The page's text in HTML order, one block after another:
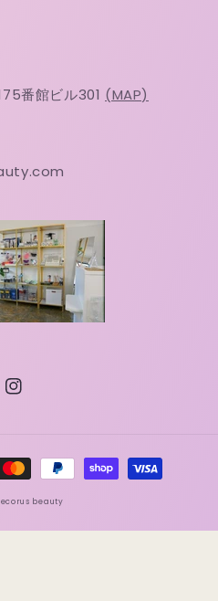
番館ビル301 (MAP)
Instagram
beauty